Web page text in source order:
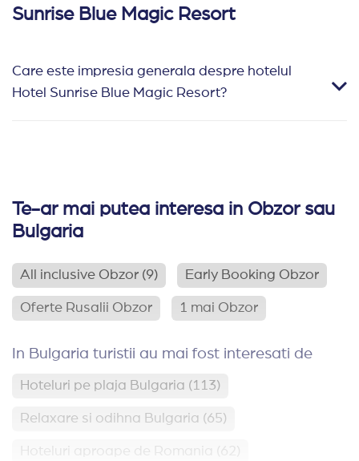
Sunrise Blue Magic Resort
Care este impresia generala despre hotelul
Hotel Sunrise Blue Magic Resort?
Te-ar mai putea interesa in Obzor sau
Bulgaria
All inclusive Obzor (9) Early Booking Obzor
Oferte Rusalii Obzor 1 mai Obzor
In Bulgaria turistii au mai fost interesati de
Hoteluri pe plaja Bulgaria (113)
Relaxare si odihna Bulgaria (65)
Hoteluri aproape de Romania (62)